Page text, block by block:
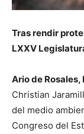
Tras rendir
LXXV
Ario de
Christian
del medio
Congreso del